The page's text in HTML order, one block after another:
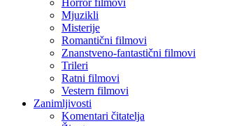
Horror filmovi
Mjuzikli
Misterije
Romantični filmovi
Znanstveno-fantastični filmovi
Trileri
Ratni filmovi
Vestern filmovi
Zanimljivosti
Komentari čitatelja